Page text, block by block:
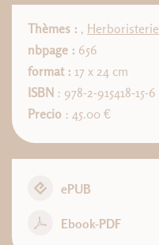
Thèmes : , Herboristerie
nbpage : 656
format : 17 x 24 cm
ISBN : 978-2-915418-15-6
Precio : 45.00 €
ePUB
Ebook-PDF